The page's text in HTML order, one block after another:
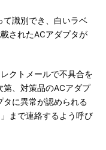
識別でき、白いラベ
されたACアダプタが
クトメールで不具合を
第、対策品のACアダプ
タに異常が認められる
まで連絡するよう呼び